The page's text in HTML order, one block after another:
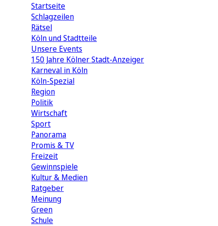
Startseite
Schlagzeilen
Rätsel
Köln und Stadtteile
Unsere Events
150 Jahre Kölner Stadt-Anzeiger
Karneval in Köln
Köln-Spezial
Region
Politik
Wirtschaft
Sport
Panorama
Promis & TV
Freizeit
Gewinnspiele
Kultur & Medien
Ratgeber
Meinung
Green
Schule